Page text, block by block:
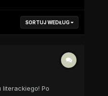
SORTUJ WEDŁUG
Po